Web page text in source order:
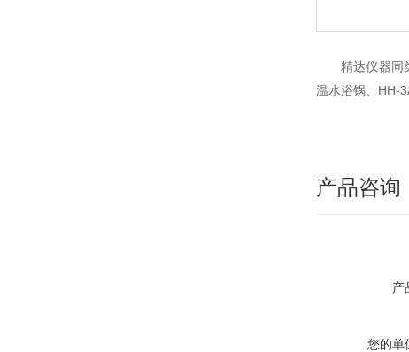
精达仪器同
温水浴锅、 HH-
产品咨询
产
您的单